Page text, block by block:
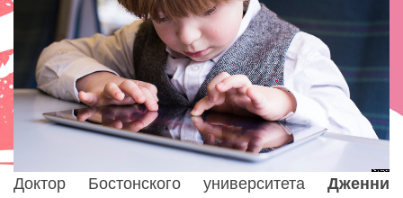
Доктор Бостонского университета Дженни